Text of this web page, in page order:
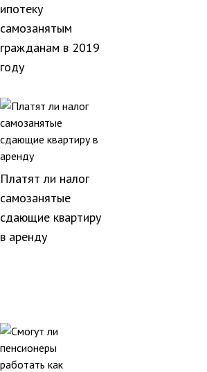
ипотеку
самозанятым
гражданам в 2019
году
Платят ли налог
самозанятые
сдающие квартиру
в аренду